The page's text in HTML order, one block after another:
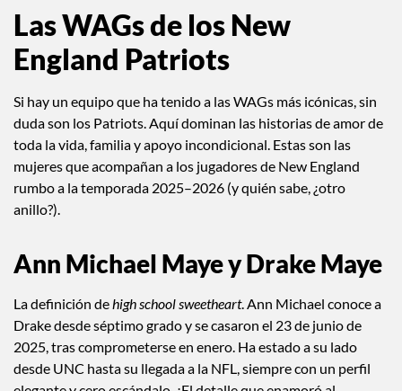
Las WAGs de los New
England Patriots
Si hay un equipo que ha tenido a las WAGs más icónicas, sin
duda son los Patriots. Aquí dominan las historias de amor de
toda la vida, familia y apoyo incondicional. Estas son las
rumbo a la temporada 2025–2026 (y quién sabe, ¿otro
Ann Michael Maye y Drake Maye
La definición dehigh school sweetheart . Ann Michael conoce a